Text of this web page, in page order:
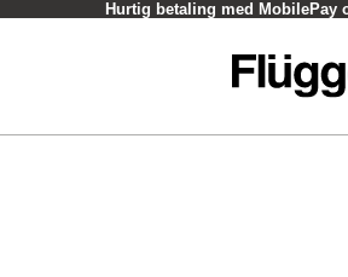
Hurtig betaling med MobilePay